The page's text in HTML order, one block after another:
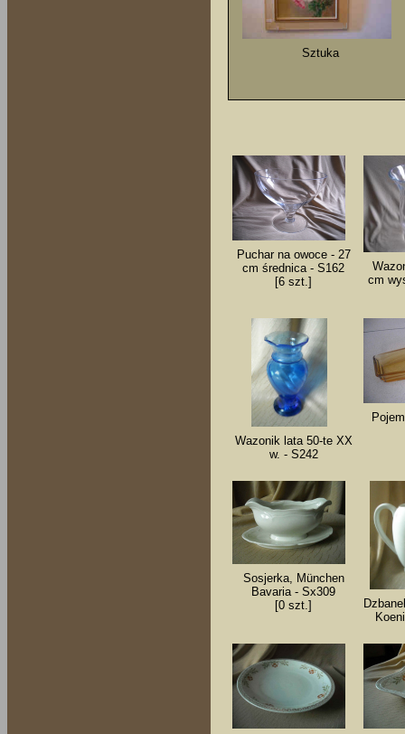
Sztuka
Puchar na owoce - 27
cm średnica - S162
[6 szt.]
cm
Wazonik lata 50-te XX
w. - S242
Sosjerka, München
Bavaria - Sx309
[0 szt.]